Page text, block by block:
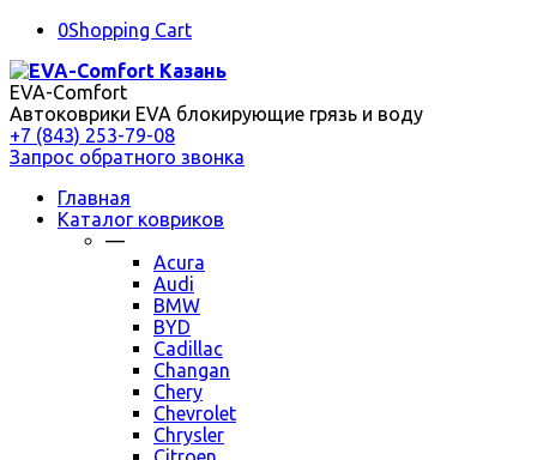
0Shopping Cart
EVA-Comfort
Автоковрики EVA блокирующие грязь и воду
+7 (843) 253-79-08
Запрос обратного звонка
Главная
Каталог ковриков
—
Acura
Audi
BMW
BYD
Cadillac
Changan
Chery
Chevrolet
Chrysler